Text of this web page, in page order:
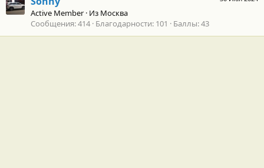
Active Member · Из Москва
Сообщения 414 Благодарности 101 Баллы 43